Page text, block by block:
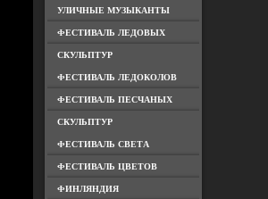
УЛИЧНЫЕ МУЗЫКАНТЫ
ФЕСТИВАЛЬ ЛЕДОВЫХ
СКУЛЬПТУР
ФЕСТИВАЛЬ ЛЕДОКОЛОВ
ФЕСТИВАЛЬ ПЕСЧАНЫХ
СКУЛЬПТУР
ФЕСТИВАЛЬ СВЕТА
ФЕСТИВАЛЬ ЦВЕТОВ
ФИНЛЯНДИЯ